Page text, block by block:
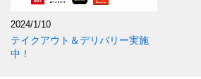
2024/1/10
テイクアウト＆デリバリー実施
中！